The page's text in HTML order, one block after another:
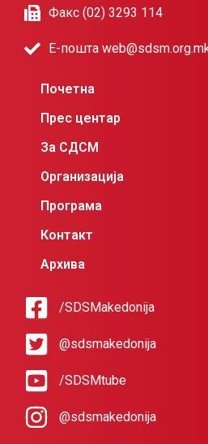
Факс (02) 3293 114
Е-пошта
Почетна
Прес центар
За СДСМ
Организација
Програма
Контакт
Архива
/SDSMakedonija
@sdsmakedonija
/SDSMtube
@sdsmakedonija